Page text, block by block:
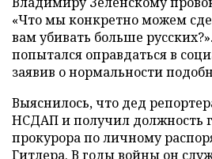
«Что мы конкретно можем
вам убивать больше
попытался оправдаться в
заявив о нормальности
Выяснилось, что дед
НСДАП и получил должность
прокурора по личному
Гитлера. В годы войны он